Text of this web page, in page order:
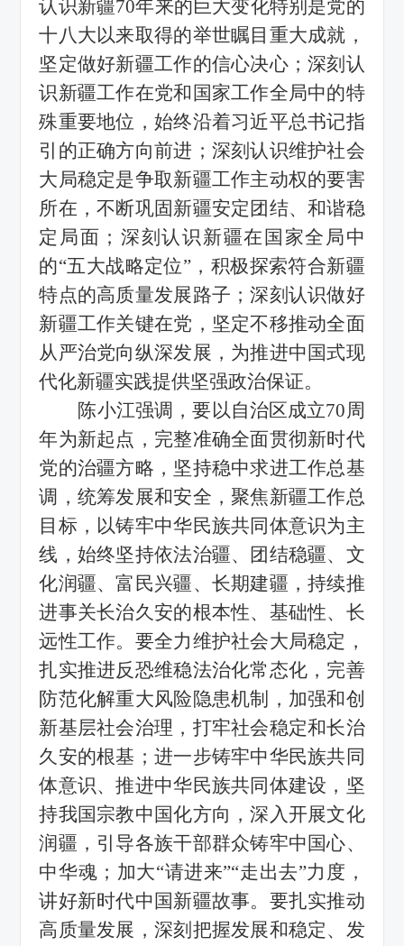
认识新疆70年来的巨大变化特别是党的
十八大以来取得的举世瞩目重大成就，
坚定做好新疆工作的信心决心；深刻认
识新疆工作在党和国家工作全局中的特
殊重要地位，始终沿着习近平总书记指
引的正确方向前进；深刻认识维护社会
大局稳定是争取新疆工作主动权的要害
所在，不断巩固新疆安定团结、和谐稳
定局面；深刻认识新疆在国家全局中
的“五大战略定位”，积极探索符合新疆
特点的高质量发展路子；深刻认识做好
新疆工作关键在党，坚定不移推动全面
从严治党向纵深发展，为推进中国式现
代化新疆实践提供坚强政治保证。
陈小江强调，要以自治区成立70周
年为新起点，完整准确全面贯彻新时代
党的治疆方略，坚持稳中求进工作总基
调，统筹发展和安全，聚焦新疆工作总
目标，以铸牢中华民族共同体意识为主
线，始终坚持依法治疆、团结稳疆、文
化润疆、富民兴疆、长期建疆，持续推
进事关长治久安的根本性、基础性、长
远性工作。要全力维护社会大局稳定，
扎实推进反恐维稳法治化常态化，完善
防范化解重大风险隐患机制，加强和创
新基层社会治理，打牢社会稳定和长治
久安的根基；进一步铸牢中华民族共同
体意识、推进中华民族共同体建设，坚
持我国宗教中国化方向，深入开展文化
润疆，引导各族干部群众铸牢中国心、
中华魂；加大“请进来”“走出去”力度，
讲好新时代中国新疆故事。要扎实推动
高质量发展，深刻把握发展和稳定、发